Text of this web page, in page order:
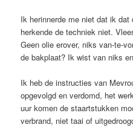
Ik herinnerde me niet dat ik
herkende de techniek niet.
Geen olie erover, niks van-te-
de bakplaat? Ik wist van niks
Ik heb de instructies van
opgevolgd en verdomd, het
uur komen de staartstukken
verbrand, niet taai of